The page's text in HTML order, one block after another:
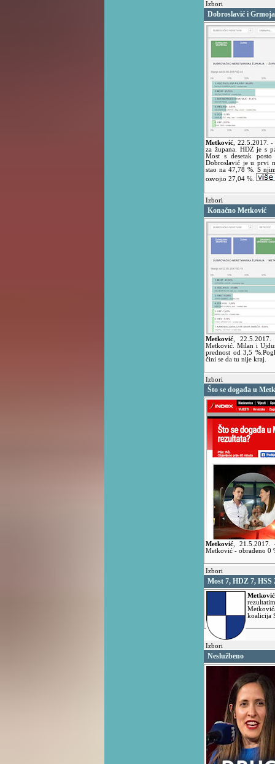
Izbori
Dobroslavić i
Metković 22.5.2017. -
za župana. HDZ je s
Most s desetak
Dobroslavić je u prvi
stao na 47,78 %. S
osvojio 27,04 %.
Izbori
Konačno Metković
Metković ,
Metković. Milan i
prednost od 3,5
čini se da tu nije kraj.
Izbori
Što se događa u
Metković 21.5.2017.
Metković - obrađeno 0
Izbori
Most 7, HDZ 7, HSS
Metković
koalicija
Izbori
Neslužbeno